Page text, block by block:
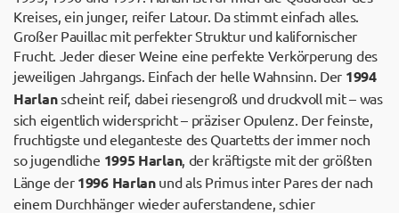
Kreises, ein junger, reifer Latour. Da stimmt einfach alles.
Großer Pauillac mit perfekter Struktur und kalifornischer
Frucht. Jeder dieser Weine eine perfekte Verkörperung des
jeweiligen Jahrgangs. Einfach der helle Wahnsinn. Der 1994
Harlanscheint reif, dabei riesengroß und druckvoll mit – was
sich eigentlich widerspricht – präziser Opulenz. Der feinste,
fruchtigste und eleganteste des Quartetts der immer noch
so jugendliche 1995 Harlan, der kräftigste mit der größten
Länge der 1996 Harlanund als Primus inter Pares der nach
einem Durchhänger wieder auferstandene, schier